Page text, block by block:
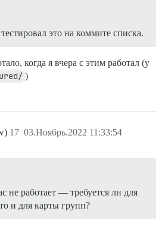
это на коммите списка.
когда я вчера с этим работал (у
)
03.Ноябрь.2022 11:33:54
17
не работает — требуется ли для
и для карты групп?